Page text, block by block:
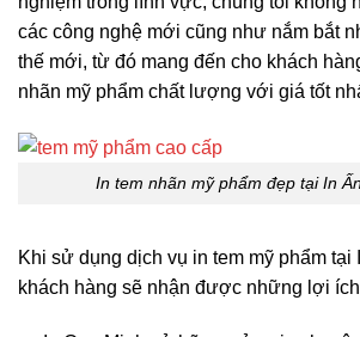
các công nghệ mới cũng như nắm bắt
thế mới, từ đó mang đến cho khách
nhãn mỹ phẩm chất lượng với giá tốt
In tem nhãn mỹ phẩm đẹp tại In
Khi sử dụng dịch vụ in tem mỹ phẩm tại
khách hàng sẽ nhận được những lợi